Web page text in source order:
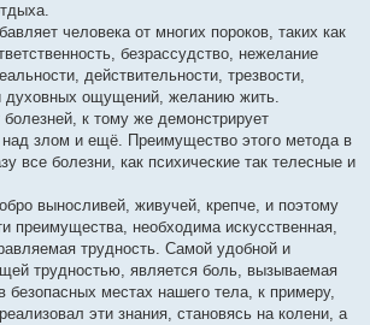
человека от многих пороков, таких как
безрассудство, нежелание
действительности, трезвости,
духовных ощущений, желанию жить.
болезней, к тому же демонстрирует
злом и ещё. Преимущество этого метода в
все болезни, как психические так телесные и
выносливей, живучей, крепче, и поэтому
преимущества, необходима искусственная,
трудность. Самой удобной и
трудностью, является боль, вызываемая
местах нашего тела, к примеру,
эти знания, становясь на колени, а